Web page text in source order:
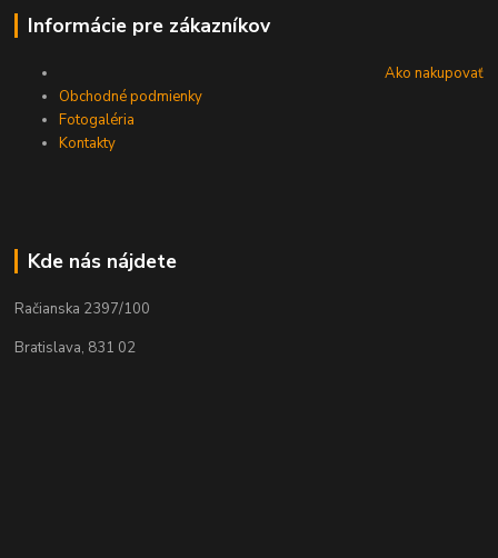
Informácie pre zákazníkov
Ako nakupovať
Obchodné podmienky
Fotogaléria
Kontakty
Kde nás nájdete
Račianska 2397/100
Bratislava, 831 02